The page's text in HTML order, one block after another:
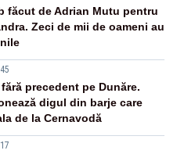
făcut de Adrian Mutu pentru
Zeci de mii de oameni au
precedent pe Dunăre.
digul din barje care
de la Cernavodă